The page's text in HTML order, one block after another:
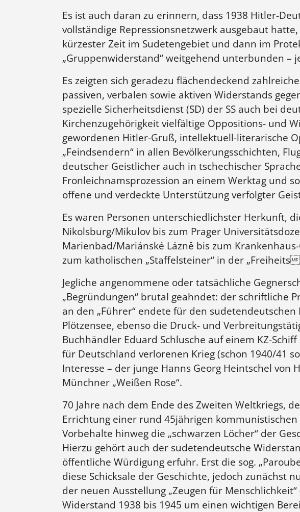
Es ist auch daran zu erinnern, dass 1938 Hitler-
vollständige Repressionsnetzwerk ausgebaut
kürzester Zeit im Sudetengebiet und dann im
„Gruppenwiderstand“ weitgehend unterbunden –
Es zeigten sich geradezu flächendeckend
passiven, verbalen sowie aktiven Widerstands
spezielle Sicherheitsdienst (SD) der SS auch bei
Kirchenzugehörigkeit vielfältige Oppositions- und
gewordenen Hitler-Gruß, intellektuell-literarische
„Feindsendern“ in allen Bevölkerungsschichten,
deutscher Geistlicher auch in tschechischer
Fronleichnamsprozession an einem Werktag und
offene und verdeckte Unterstützung verfolgter
Es waren Personen unterschiedlichster Herkunft,
Nikolsburg/Mikulov bis zum Prager
Marienbad/Mariánské Lázně bis zum
zum katholischen „Staffelsteiner“ in der „Freiheits
Jegliche angenommene oder tatsächliche
„Begründungen“ brutal geahndet: der schriftliche
an den „Führer“ endete für den
Plötzensee, ebenso die Druck- und
Buchhändler Eduard Schlusche auf einem KZ-
für Deutschland verlorenen Krieg (schon 1940/41
Interesse – der junge Hanns Georg Heintschel
Münchner „Weißen Rose“.
70 Jahre nach dem Ende des Zweiten Weltkriegs,
Errichtung einer rund 45jährigen
Vorbehalte hinweg die „schwarzen Löcher“ der
Hierzu gehört auch der sudetendeutsche
öffentliche Würdigung erfuhr. Erst die sog.
diese Schicksale der Geschichte, jedoch
der neuen Ausstellung „Zeugen für
Widerstand 1938 bis 1945 um einen wichtigen